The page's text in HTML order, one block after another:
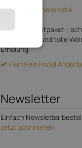
Bio- & Wellnesshotel
Gutes Gesamtpaket -
gutes Essen und tolle
Erholung
Klein Fein Hotel
Newsletter
Einfach Newsletter
Jetzt abonnieren